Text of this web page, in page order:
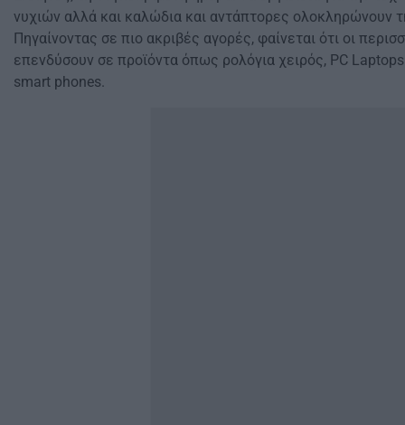
νυχιών αλλά και καλώδια και αντάπτορες ολοκληρώνουν
Πηγαίνοντας σε πιο ακριβές αγορές, φαίνεται ότι οι
επενδύσουν σε προϊόντα όπως ρολόγια χειρός, PC
smart phones.